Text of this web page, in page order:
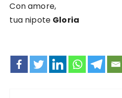
Con amore,
tua nipote Gloria